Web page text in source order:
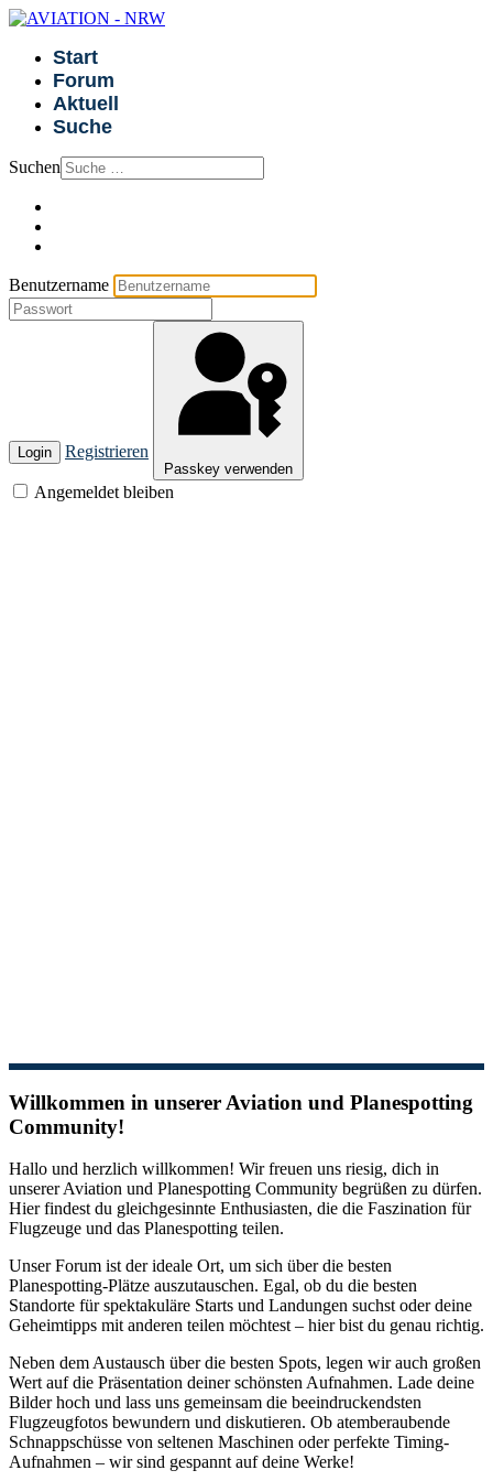
Start
Forum
Aktuell
Suche
Suchen
Benutzername
Login Registrieren
Passkey verwenden
Angemeldet bleiben
Willkommen in unserer Aviation und Planespotting
Community!
Hallo und herzlich willkommen! Wir freuen uns riesig, dich in
unserer Aviation und Planespotting Community begrüßen zu dürfen.
Hier findest du gleichgesinnte Enthusiasten, die die Faszination für
Flugzeuge und das Planespotting teilen.
Unser Forum ist der ideale Ort, um sich über die besten
Planespotting-Plätze auszutauschen. Egal, ob du die besten
Standorte für spektakuläre Starts und Landungen suchst oder deine
Geheimtipps mit anderen teilen möchtest – hier bist du genau richtig.
Neben dem Austausch über die besten Spots, legen wir auch großen
Wert auf die Präsentation deiner schönsten Aufnahmen. Lade deine
Bilder hoch und lass uns gemeinsam die beeindruckendsten
Flugzeugfotos bewundern und diskutieren. Ob atemberaubende
Schnappschüsse von seltenen Maschinen oder perfekte Timing-
Aufnahmen – wir sind gespannt auf deine Werke!